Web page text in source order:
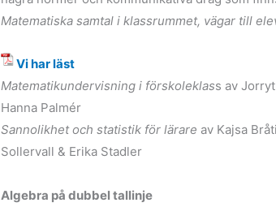
Matematiska samtal i klassrummet, vägar till
Vi har läst
Matematikundervisning i förskoleklass av
Hanna Palmér
Sannolikhet och statistik för lärare av Kajsa
Sollervall & Erika Stadler
Algebra på dubbel tallinje